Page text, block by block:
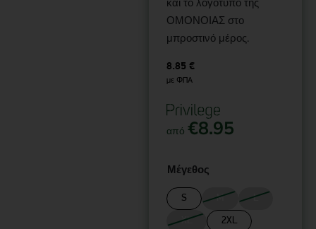
ΟΜΟΝΟΙΑΣ στο
μπροστινό μέρος.
8.85 €
με ΦΠΑ
από €8.95
Μέγεθος
S M L
XL 2XL